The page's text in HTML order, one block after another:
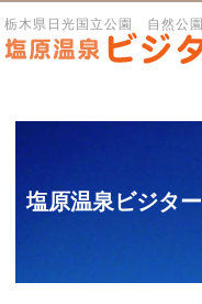
栃木県日光国立公園 自然公
塩原温泉ビジタ